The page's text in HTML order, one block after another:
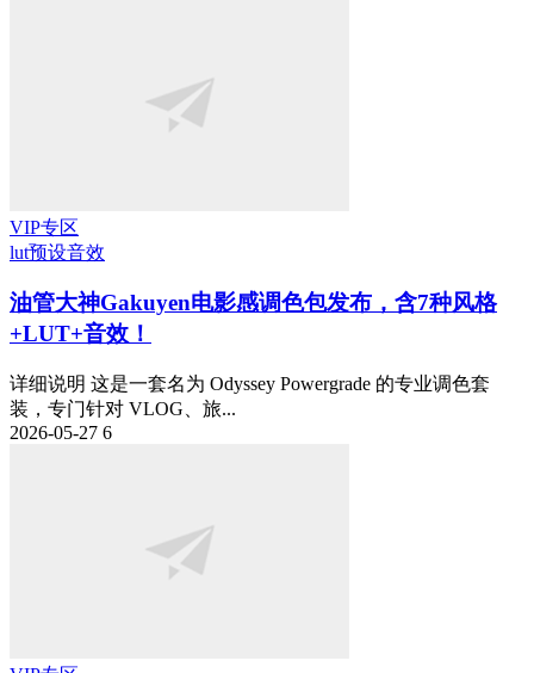
VIP专区
lut预设音效
油管大神Gakuyen电影感调色包发布，含7种风格
+LUT+音效！
详细说明 这是一套名为 Odyssey Powergrade 的专业调色套
装，专门针对 VLOG、旅...
2026-05-27 6